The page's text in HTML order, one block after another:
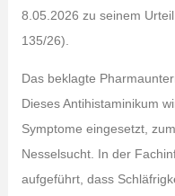
8.05.2026 zu seinem
135/26).
Das beklagte
Dieses Antihistaminikum
Symptome eingesetzt,
Nesselsucht. In der
aufgeführt, dass